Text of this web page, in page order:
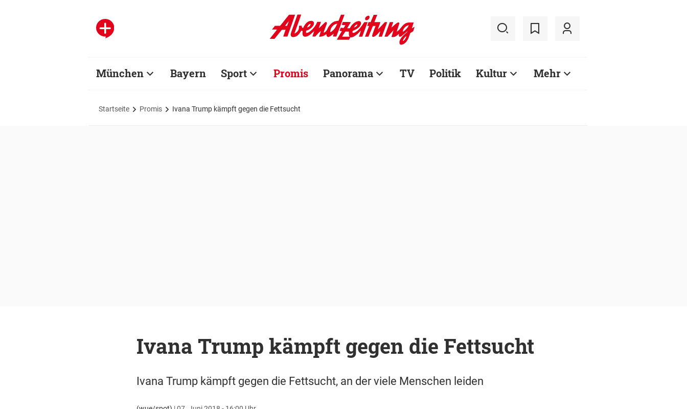
München Bayern Sport Promis Panorama TV Politik Kultur Mehr
Startseite Promis Ivana Trump kämpft gegen die Fettsucht
Ivana Trump kämpft gegen die Fettsucht
Ivana Trump kämpft gegen die Fettsucht, an der viele Menschen leiden